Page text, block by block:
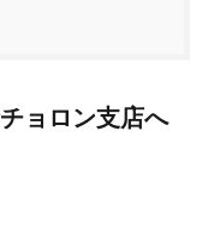
ョロン支店へ